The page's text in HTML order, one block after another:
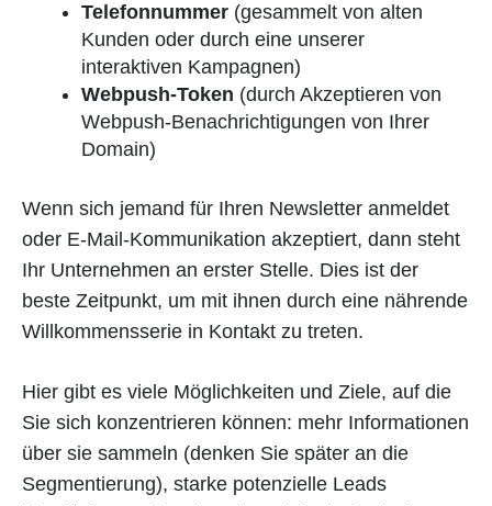
Telefonnummer (gesammelt von alten
Kunden oder durch eine unserer
interaktiven Kampagnen)
Webpush-Token (durch Akzeptieren von
Webpush-Benachrichtigungen von Ihrer
Domain)
Wenn sich jemand für Ihren Newsletter anmeldet
oder E-Mail-Kommunikation akzeptiert, dann steht
Ihr Unternehmen an erster Stelle. Dies ist der
beste Zeitpunkt, um mit ihnen durch eine nährende
Willkommensserie in Kontakt zu treten.
Hier gibt es viele Möglichkeiten und Ziele, auf die
Sie sich konzentrieren können: mehr Informationen
über sie sammeln (denken Sie später an die
Segmentierung), starke potenzielle Leads